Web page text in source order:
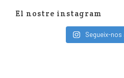
El nostre instagram
Segueix-nos